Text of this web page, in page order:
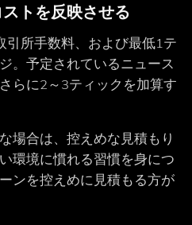
トを反映させる
引所手数料、および最低1テ
。予定されているニュース
らに2～3ティックを加算す
場合は、控えめな見積もり
環境に慣れる習慣を身につ
ンを控えめに見積もる方が